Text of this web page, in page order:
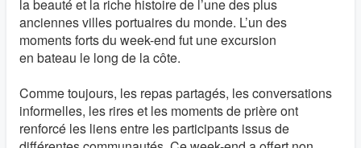
la beauté et la riche histoire de l’une des plus
anciennes villes portuaires du monde. L’un des
moments forts du week-end fut une excursion
en bateau le long de la côte.
Comme toujours, les repas partagés, les conversations
informelles, les rires et les moments de prière ont
renforcé les liens entre les participants issus de